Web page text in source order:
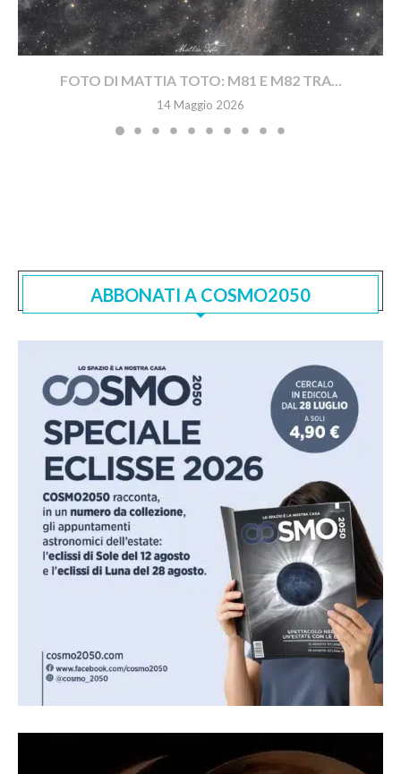
FOTO DI MATTIA TOTO: M81 E M82 TRA...
14 Maggio 2026
ABBONATI A COSMO2050